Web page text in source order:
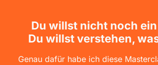
Du willst nicht noch
Du willst verstehen,
Genau dafür habe ich diese